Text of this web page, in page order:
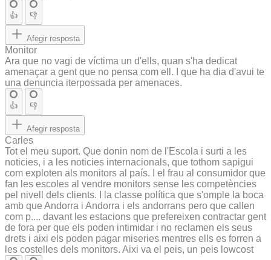
👍 👎
Afegir resposta
Monitor
Ara que no vagi de víctima un d'ells, quan s'ha dedicat
amenaçar a gent que no pensa com ell. I que ha dia d'avui te
una denuncia iterpossada per amenaces.
👍 👎
Afegir resposta
Carles
Tot el meu suport. Que donin nom de l'Escola i surti a les
noticies, i a les noticies internacionals, que tothom sapigui
com exploten als monitors al país. I el frau al consumidor que
fan les escoles al vendre monitors sense les competències
pel nivell dels clients. I la classe política que s'omple la boca
amb que Andorra i Andorra i els andorrans pero que callen
com p.... davant les estacions que prefereixen contractar gent
de fora per que els poden intimidar i no reclamen els seus
drets i aixi els poden pagar miseries mentres ells es forren a
les costelles dels monitors. Aixi va el peis, un peis lowcost